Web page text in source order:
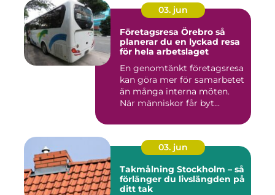
03. jun
Företagsresa Örebro så
planerar du en lyckad resa
för hela arbetslaget
En genomtänkt företagsresa
kan göra mer för samarbetet
än många interna möten.
När människor får byt...
03. jun
Takmålning Stockholm – så
förlänger du livslängden på
ditt tak